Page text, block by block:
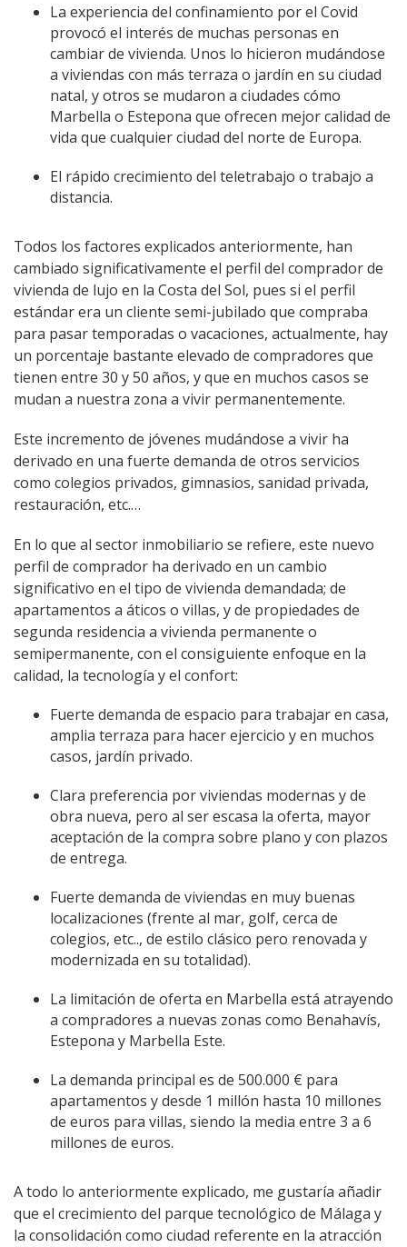
La experiencia del confinamiento por el Covid
provocó el interés de muchas personas en
cambiar de vivienda. Unos lo hicieron mudándose
a viviendas con más terraza o jardín en su ciudad
natal, y otros se mudaron a ciudades cómo
Marbella o Estepona que ofrecen mejor calidad de
vida que cualquier ciudad del norte de Europa.
El rápido crecimiento del teletrabajo o trabajo a
distancia.
Todos los factores explicados anteriormente, han
cambiado significativamente el perfil del comprador de
vivienda de lujo en la Costa del Sol, pues si el perfil
estándar era un cliente semi-jubilado que compraba
para pasar temporadas o vacaciones, actualmente, hay
un porcentaje bastante elevado de compradores que
tienen entre 30 y 50 años, y que en muchos casos se
mudan a nuestra zona a vivir permanentemente.
Este incremento de jóvenes mudándose a vivir ha
derivado en una fuerte demanda de otros servicios
como colegios privados, gimnasios, sanidad privada,
restauración, etc.…
En lo que al sector inmobiliario se refiere, este nuevo
perfil de comprador ha derivado en un cambio
significativo en el tipo de vivienda demandada; de
apartamentos a áticos o villas, y de propiedades de
segunda residencia a vivienda permanente o
semipermanente, con el consiguiente enfoque en la
calidad, la tecnología y el confort:
Fuerte demanda de espacio para trabajar en casa,
amplia terraza para hacer ejercicio y en muchos
casos, jardín privado.
Clara preferencia por viviendas modernas y de
obra nueva, pero al ser escasa la oferta, mayor
aceptación de la compra sobre plano y con plazos
de entrega.
Fuerte demanda de viviendas en muy buenas
localizaciones (frente al mar, golf, cerca de
colegios, etc.., de estilo clásico pero renovada y
modernizada en su totalidad).
La limitación de oferta en Marbella está atrayendo
a compradores a nuevas zonas como Benahavís,
Estepona y Marbella Este.
La demanda principal es de 500.000 € para
apartamentos y desde 1 millón hasta 10 millones
de euros para villas, siendo la media entre 3 a 6
millones de euros.
A todo lo anteriormente explicado, me gustaría añadir
que el crecimiento del parque tecnológico de Málaga y
la consolidación como ciudad referente en la atracción